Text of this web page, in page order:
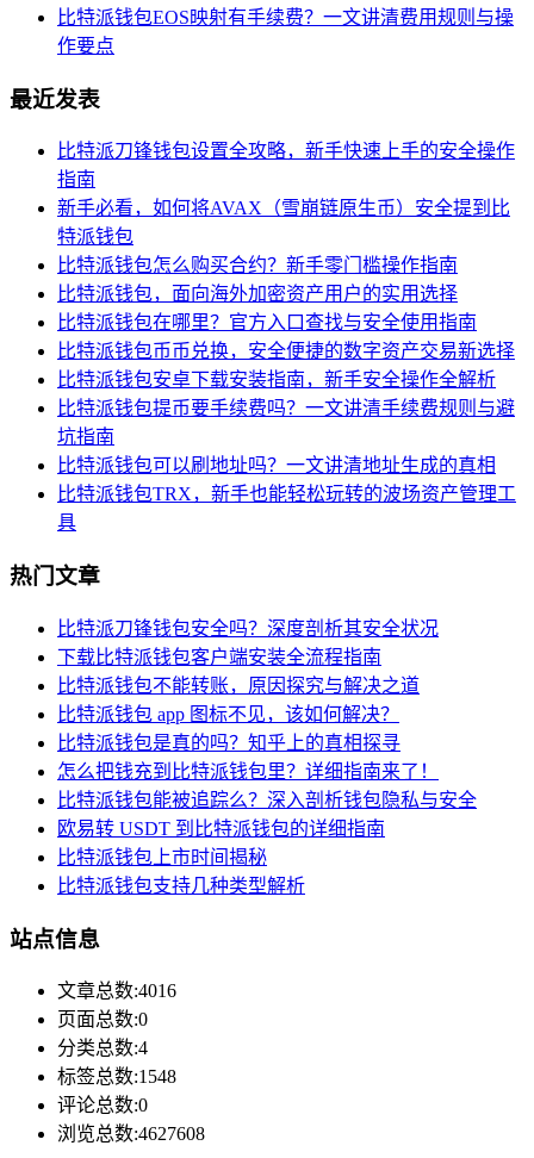
比特派钱包EOS映射有手续费？一文讲清费用规则与操
作要点
最近发表
比特派刀锋钱包设置全攻略，新手快速上手的安全操作
指南
新手必看，如何将AVAX（雪崩链原生币）安全提到比
特派钱包
比特派钱包怎么购买合约？新手零门槛操作指南
比特派钱包，面向海外加密资产用户的实用选择
比特派钱包在哪里？官方入口查找与安全使用指南
比特派钱包币币兑换，安全便捷的数字资产交易新选择
比特派钱包安卓下载安装指南，新手安全操作全解析
比特派钱包提币要手续费吗？一文讲清手续费规则与避
坑指南
比特派钱包可以刷地址吗？一文讲清地址生成的真相
比特派钱包TRX，新手也能轻松玩转的波场资产管理工
具
热门文章
比特派刀锋钱包安全吗？深度剖析其安全状况
下载比特派钱包客户端安装全流程指南
比特派钱包不能转账，原因探究与解决之道
比特派钱包 app 图标不见，该如何解决？
比特派钱包是真的吗？知乎上的真相探寻
怎么把钱充到比特派钱包里？详细指南来了！
比特派钱包能被追踪么？深入剖析钱包隐私与安全
欧易转 USDT 到比特派钱包的详细指南
比特派钱包上市时间揭秘
比特派钱包支持几种类型解析
站点信息
文章总数:4016
页面总数:0
分类总数:4
标签总数:1548
评论总数:0
浏览总数:4627608